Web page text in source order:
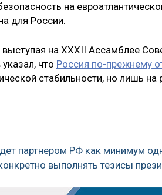
на
для России.
выступая на XXXII Ассамблее
что Россия по-прежнему
стабильности, но лишь на
партнером РФ как минимум
выполнять тезисы